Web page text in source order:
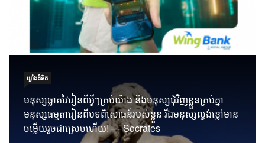
ឃ្លាំង​គំនិត
មនុស្សឆ្លាតវៃរៀនពីអ្វីៗគ្រប់យ៉ាង និងមនុស្សជុំវិញខ្លួនគ្រប់គ្នា
មនុស្សធម្មតារៀនពីបទពិសោធន៍របស់ខ្លួន រីឯមនុស្សល្ងង់ខ្លៅមាន
ចម្លើយរួចជាស្រេចហើយ! — Socrates